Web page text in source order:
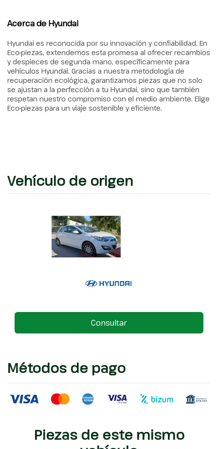
Acerca de Hyundai
Hyundai es reconocida por su innovación y confiabilidad. En
Eco-piezas, extendemos esta promesa al ofrecer recambios
y despieces de segunda mano, específicamente para
vehículos Hyundai. Gracias a nuestra metodología de
recuperación ecológica, garantizamos piezas que no solo
se ajustan a la perfección a tu Hyundai, sino que también
respetan nuestro compromiso con el medio ambiente. Elige
Eco-piezas para un viaje sostenible y eficiente.
Vehículo de origen
Consultar
Métodos de pago
Piezas de este mismo